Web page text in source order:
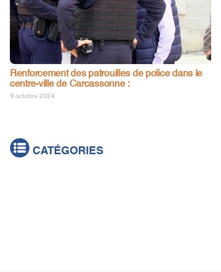
Renforcement des patrouilles de police dans le
centre-ville de Carcassonne :
9 octobre 2024
CATÉGORIES